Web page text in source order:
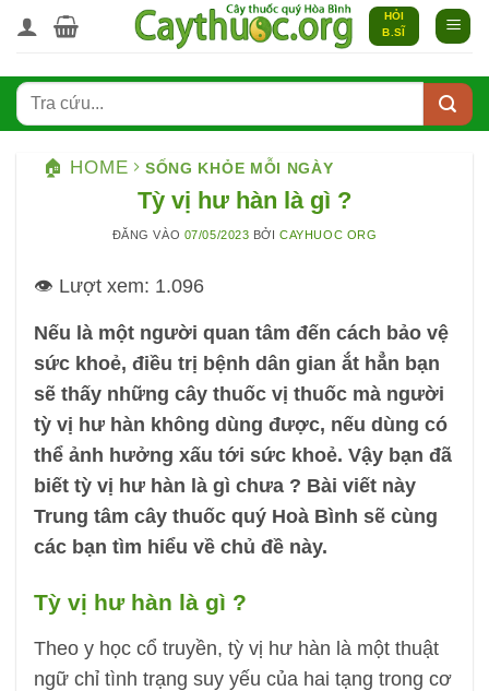
qua
dung
HỎI
B.SĨ
🏠 HOME SỐNG KHỎE MỖI NGÀY
Tỳ vị hư hàn là gì ?
ĐĂNG VÀO 07/05/2023 BỞICAYHUOC ORG
👁️ Lượt xem: 1.096
Nếu là một người quan tâm đến cách bảo vệ
sức khoẻ, điều trị bệnh dân gian ắt hẳn bạn
sẽ thấy những cây thuốc vị thuốc mà người
tỳ vị hư hàn không dùng được, nếu dùng có
thể ảnh hưởng xấu tới sức khoẻ. Vậy bạn đã
biết tỳ vị hư hàn là gì chưa ? Bài viết này
Trung tâm cây thuốc quý Hoà Bình sẽ cùng
các bạn tìm hiểu về chủ đề này.
Tỳ vị hư hàn là gì ?
Theo y học cổ truyền, tỳ vị hư hàn là một thuật
ngữ chỉ tình trạng suy yếu của hai tạng trong cơ